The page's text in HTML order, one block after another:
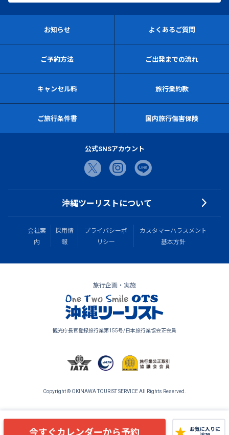
今すぐカレンダーから予約
お気に入りに
お知らせ よくあるご質問
ご予約方法 ご出発までの流れ
キャンセル料 旅行業約款
ご旅行条件書 国内旅行傷害保険
公式SNSアカウント
沖縄ツーリストについて
会社案
内
採用情
報
プライバシーポ
リシー
カスタマーハラスメント
基本方針
旅行企画・実施
観光庁長官登録旅行業第155号/日本旅行業協会正会員
Copyright © OKINAWA TOURIST SERVICE All Rights Reserved.